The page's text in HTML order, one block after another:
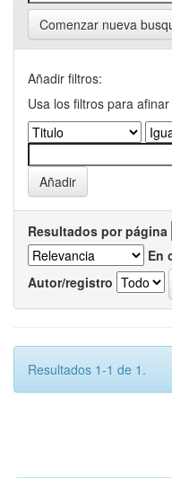
Comenzar nueva
Añadir filtros:
Usa los filtros para
Resultados por página
En
Autor/registro
Resultados 1-1 de 1.